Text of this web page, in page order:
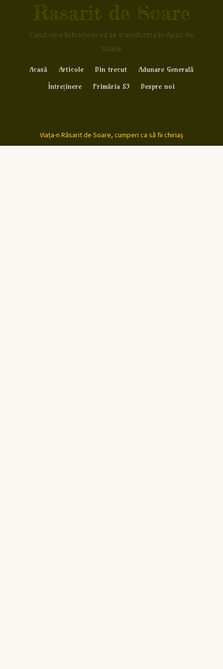
Rasarit de Soare
Când vine întreținerea se transforma în Apus de
Soare
Acasă Articole Din trecut
Adunare Generală
Întreținere
Primăria S3 Despre noi
Viața-n Răsarit de Soare, cumperi ca să fii chiriaș